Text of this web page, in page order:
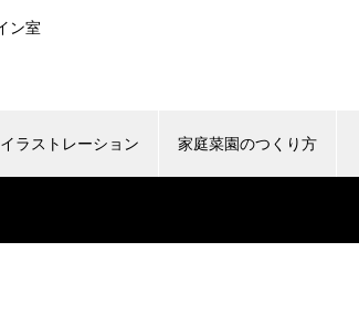
イラストレーション 家庭菜園のつくり方